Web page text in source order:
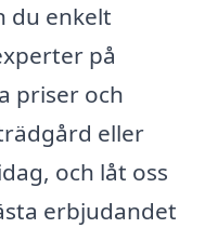
du enkelt
på
priser och
eller
och låt oss
erbjudandet